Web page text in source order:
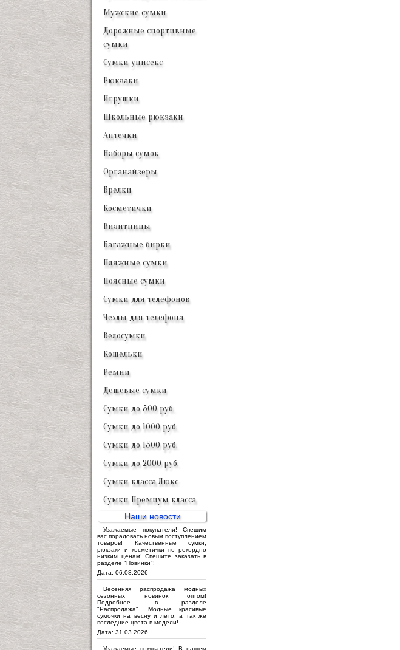
Мужские сумки
Дорожные спортивные
сумки
Сумки унисекс
Рюкзаки
Игрушки
Школьные рюкзаки
Аптечки
Наборы сумок
Органайзеры
Брелки
Косметички
Визитницы
Багажные бирки
Пляжные сумки
Поясные сумки
Сумки для телефонов
Чехлы для телефона
Велосумки
Кошельки
Ремни
Дешевые сумки
Сумки до 500 руб.
Сумки до 1000 руб.
Сумки до 1500 руб.
Сумки до 2000 руб.
Сумки класса Люкс
Сумки Премиум класса
Наши новости
Уважаемые покупатели! Спешим
вас порадовать новым поступлением
товаров! Качественные сумки,
рюкзаки и косметички по рекордно
низким ценам! Спешите заказать в
разделе "Новинки"!
Дата: 06.08.2026
Весенняя распродажа модных
сезонных новинок оптом!
Подробнее в разделе
"Распродажа". Модные красивые
сумочки на весну и лето, а так же
последние цвета в модели!
Дата: 31.03.2026
Уважаемые покупатели! В нашем